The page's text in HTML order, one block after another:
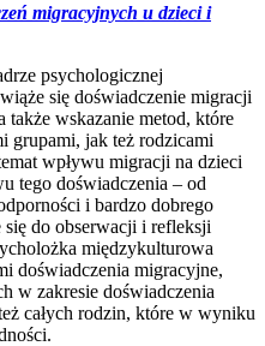
migracyjnych u dzieci i
psychologicznej
się doświadczenie migracji
także wskazanie metod, które
grupami, jak też rodzicami
wpływu migracji na dzieci
tego doświadczenia – od
i bardzo dobrego
do obserwacji i refleksji
międzykulturowa
doświadczenia migracyjne,
w zakresie doświadczenia
całych rodzin, które w wyniku